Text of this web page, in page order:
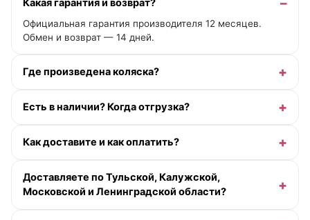
Какая гарантия и возврат?
Официальная гарантия производителя 12 месяцев.
Обмен и возврат — 14 дней.
Где произведена коляска?
Есть в наличии? Когда отгрузка?
Как доставите и как оплатить?
Доставляете по Тульской, Калужской,
Московской и Ленинградской области?